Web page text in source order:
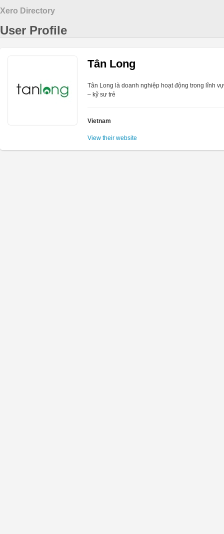
Xero Directory
User Profile
Tân Long
Tân Long là doanh nghiệp hoạt động trong lĩnh
– kỹ sư trẻ
Vietnam
View their website